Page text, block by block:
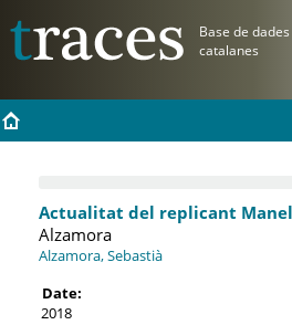
Actualitat del replicant
Alzamora
Alzamora, Sebastià
Date:
2018